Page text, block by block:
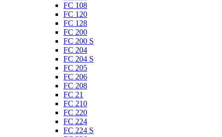
FC 108
FC 120
FC 128
FC 200
FC 200 S
FC 204
FC 204 S
FC 205
FC 206
FC 208
FC 21
FC 210
FC 220
FC 224
FC 224 S